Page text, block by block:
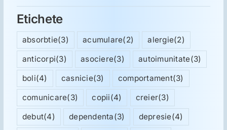
Etichete
absorbtie(3) acumulare(2) alergie(2)
anticorpi(3) asociere(3) autoimunitate(3)
boli(4) casnicie(3) comportament(3)
comunicare(3) copii(4) creier(3)
debut(4) dependenta(3) depresie(4)